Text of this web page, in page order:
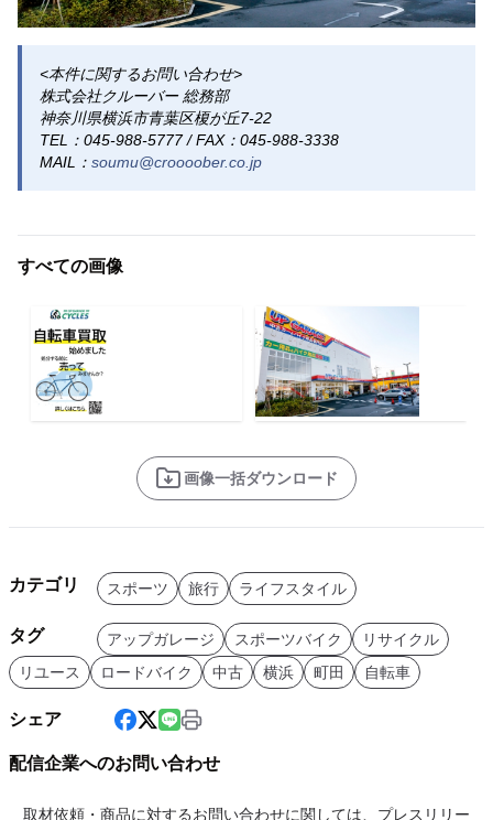
<本件に関するお問い合わせ>
株式会社クルーバー 総務部
神奈川県横浜市青葉区榎が丘7-22
TEL：045-988-5777 / FAX：045-988-3338
MAIL： soumu@croooober.co.jp
すべての画像
画像一括ダウンロード
カテゴリ スポーツ 旅行 ライフスタイル
タグ アップガレージ スポーツバイク
リサイクル
リユース
ロードバイク 中古 横浜 町田 自転車
シェア
配信企業へのお問い合わせ
取材依頼・商品に対するお問い合わせに関しては、プレスリリー